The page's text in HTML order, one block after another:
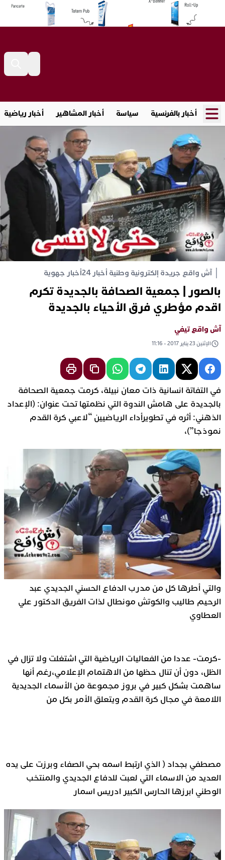
أخبار بالفرنسية سياسة أخبار المشاهير أخبار رياضية
آش واقع جريدة إلكترونية وطنية أخبار 24 أخبار جهوية
بالصور | جمعية الصحافة بالجديدة تكرم
اقدم مؤطري فرق الأحياء بالجديدة
آش واقع تيفي
الإثنين 23 يناير 2017 - 11:16
في التفاتة انسانية ذات معان نبيلة، كرمت جمعية الصحافة
بالجديدة على هامش الندوة التي نظمتها تحت عنوان: (الإعداد
الذهني: أثره في تطويرأداء الرياضيين “لاعبي كرة القدم
نموذجا”)،
والتي أطرها كل من مدرب الدفاع الحسني الجديدي عبد
الرحيم طاليب والكوتش مونطال لذات الفريق الدكتور علي
العطاوي
-كرمت- عددا من الفعاليات الرياضية التي اشتغلت ولا تزال في
الظل، دون أن تنال حظها من الاهتمام الإعلامي،رغم أنها
ساهمت بشكل كبير في بروز مجموعة من الأسماء الجديدية
اللامعة في مجال كرة القدم ويتعلق الأمر بكل من
مصطفي بجداد ( الذي ارتبط اسمه بحي الصفاء وبرزت على يده
العديد من الاسماء التي لعبت للدفاع الجديدي والمنتخب
الوطني ابرزها الحارس الكبير ادريس اسمار